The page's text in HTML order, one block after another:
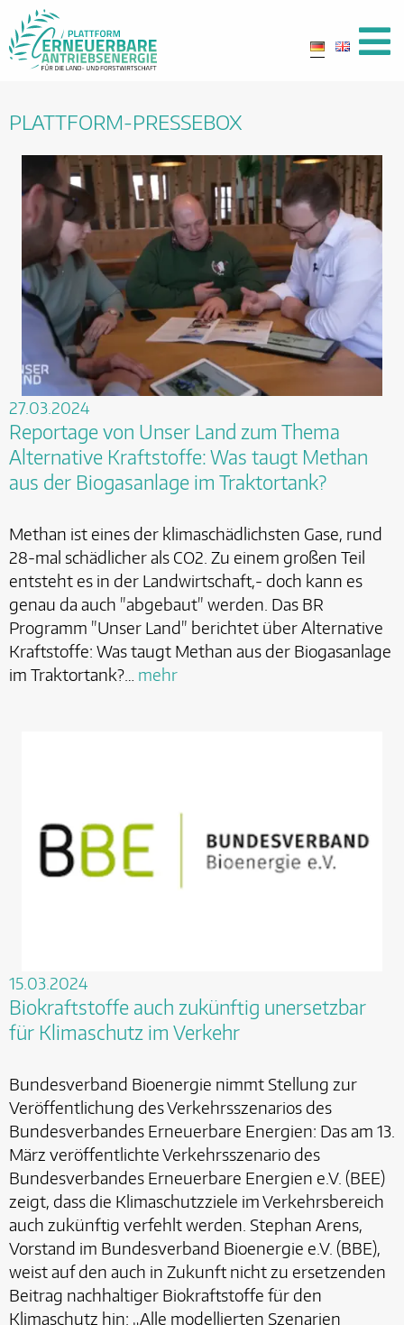
PLATTFORM-PRESSEBOX
27.03.2024
Reportage von Unser Land zum Thema
Alternative Kraftstoffe: Was taugt Methan
aus der Biogasanlage im Traktortank?
Methan ist eines der klimaschädlichsten Gase, rund
28-mal schädlicher als CO2. Zu einem großen Teil
entsteht es in der Landwirtschaft,- doch kann es
genau da auch "abgebaut" werden. Das BR
Programm "Unser Land" berichtet über Alternative
Kraftstoffe: Was taugt Methan aus der Biogasanlage
im Traktortank?… mehr
15.03.2024
Biokraftstoffe auch zukünftig unersetzbar
für Klimaschutz im Verkehr
Bundesverband Bioenergie nimmt Stellung zur
Veröffentlichung des Verkehrsszenarios des
Bundesverbandes Erneuerbare Energien: Das am 13.
März veröffentlichte Verkehrsszenario des
Bundesverbandes Erneuerbare Energien e.V. (BEE)
zeigt, dass die Klimaschutzziele im Verkehrsbereich
auch zukünftig verfehlt werden. Stephan Arens,
Vorstand im Bundesverband Bioenergie e.V. (BBE),
weist auf den auch in Zukunft nicht zu ersetzenden
Beitrag nachhaltiger Biokraftstoffe für den
Klimaschutz hin: „Alle modellierten Szenarien